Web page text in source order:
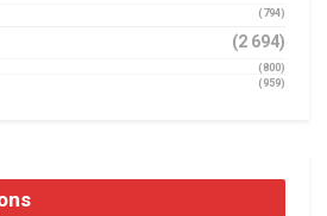
(794)
(2 694)
(800)
(959)